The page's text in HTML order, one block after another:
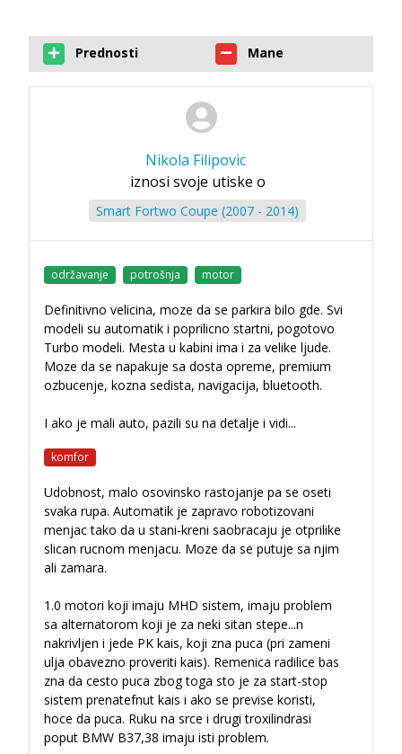
Prednosti Mane
Nikola Filipovic
iznosi svoje utiske o
Smart Fortwo Coupe (2007 - 2014)
održavanje potrošnja motor
Definitivno velicina, moze da se parkira bilo gde. Svi
modeli su automatik i poprilicno startni, pogotovo
Turbo modeli. Mesta u kabini ima i za velike ljude.
Moze da se napakuje sa dosta opreme, premium
ozbucenje, kozna sedista, navigacija, bluetooth.
I ako je mali auto, pazili su na detalje i vidi...
komfor
Udobnost, malo osovinsko rastojanje pa se oseti
svaka rupa. Automatik je zapravo robotizovani
menjac tako da u stani-kreni saobracaju je otprilike
slican rucnom menjacu. Moze da se putuje sa njim
ali zamara.
1.0 motori koji imaju MHD sistem, imaju problem
sa alternatorom koji je za neki sitan stepe...n
nakrivljen i jede PK kais, koji zna puca (pri zameni
ulja obavezno proveriti kais). Remenica radilice bas
zna da cesto puca zbog toga sto je za start-stop
sistem prenatefnut kais i ako se previse koristi,
hoce da puca. Ruku na srce i drugi troxilindrasi
poput BMW B37,38 imaju isti problem.